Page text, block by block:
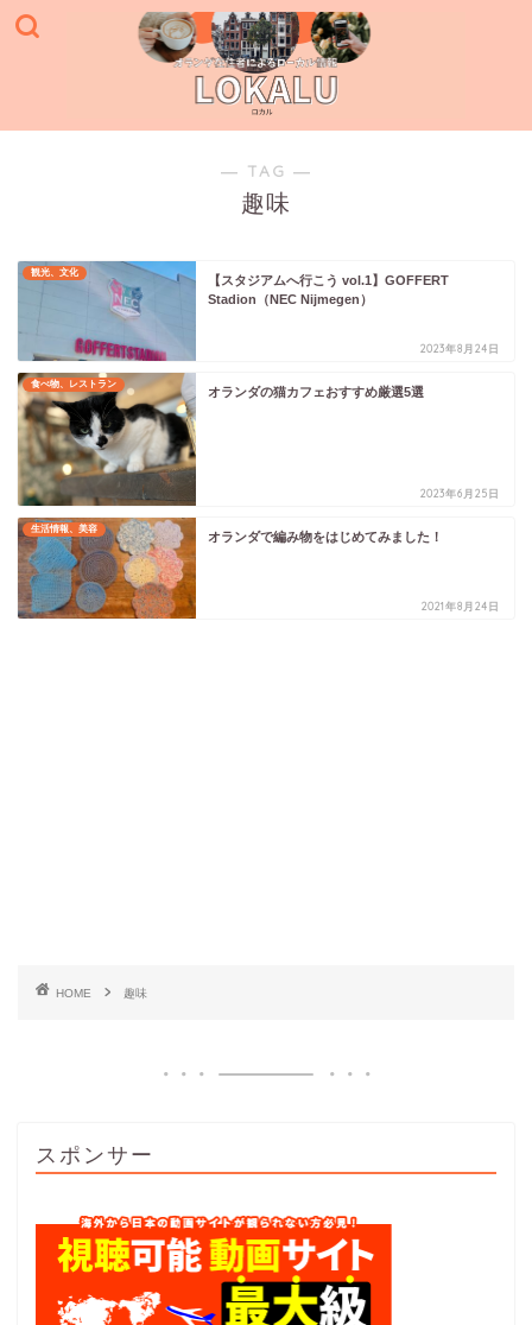
― TAG ―
趣味
観光、文化
【スタジアムへ行こう vol.1】GOFFERT
Stadion（NEC Nijmegen）
2023年8月24日
食べ物、レストラン
オランダの猫カフェおすすめ厳選5選
2023年6月25日
生活情報、美容
オランダで編み物をはじめてみました！
2021年8月24日
HOME 趣味
スポンサー